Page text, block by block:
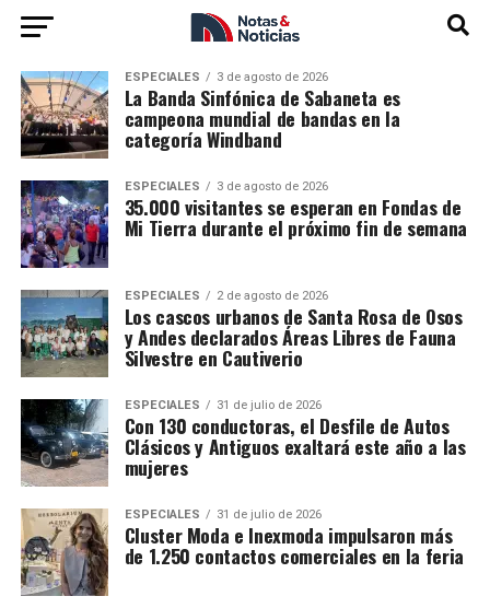
ESPECIALES 3 de agosto de 2026
La Banda Sinfónica de Sabaneta es
campeona mundial de bandas en la
categoría Windband
ESPECIALES 3 de agosto de 2026
35.000 visitantes se esperan en Fondas de
Mi Tierra durante el próximo fin de semana
ESPECIALES 2 de agosto de 2026
Los cascos urbanos de Santa Rosa de Osos
y Andes declarados Áreas Libres de Fauna
Silvestre en Cautiverio
ESPECIALES 31 de julio de 2026
Con 130 conductoras, el Desfile de Autos
Clásicos y Antiguos exaltará este año a las
mujeres
ESPECIALES 31 de julio de 2026
Cluster Moda e Inexmoda impulsaron más
de 1.250 contactos comerciales en la feria